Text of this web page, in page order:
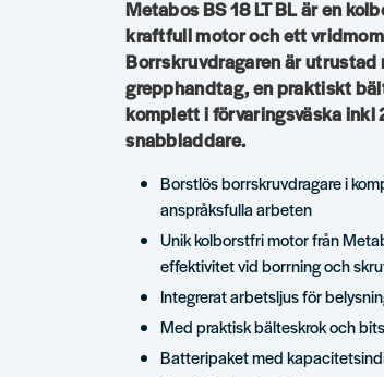
Metabos BS 18 LT BL är en
kraftfull motor och ett
Borrskruvdragaren är utrustad
grepphandtag, en praktiskt
komplett i förvaringsväska
snabbladdare.
Borstlös borrskruvdragare i
anspråksfulla arbeten
Unik kolborstfri motor från
effektivitet vid borrning och
Integrerat arbetsljus för
Med praktisk bälteskrok och
Batteripaket med